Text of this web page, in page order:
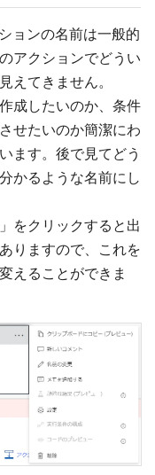
ョンの名前は一般的
アクションでどうい
えてきません。
成したいのか、条件
せたいのか簡潔にわ
ます。後で見てどう
かるような名前にし
をクリックすると出
りますので、これを
えることができま